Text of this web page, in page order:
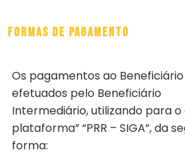
Formas de Pagamento
Os pagamentos ao
efetuados pelo Beneficiário
Intermediário, utilizando para
plataforma” “PRR – SIGA”, da
forma: